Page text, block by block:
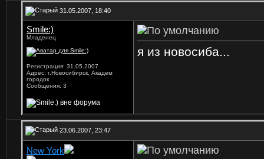
31.05.2007, 18:40
Smile:)
Младенец
Регистрация: 31.05.2007
Адрес: г.Новосибирск, Академ
городок
Сообщения: 3
я из новосиба...
23.06.2007, 23:47
New York